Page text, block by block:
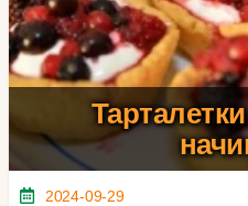
2024-09-29